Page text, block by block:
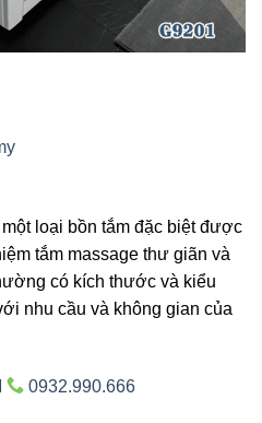
loại bồn tắm đặc biệt được
tắm massage thư giãn và
có kích thước và kiểu
nhu cầu và không gian của
0932.990.666